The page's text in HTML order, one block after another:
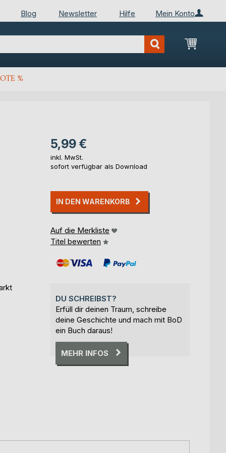
Mein Konto
Blog Newsletter Hilfe
Mein
%
5,99 €
inkl. MwSt.
sofort verfügbar als Download
IN DEN WARENKORB
Auf die Merkliste
Titel bewerten
DU SCHREIBST?
Erfüll dir deinen Traum, schreibe
deine Geschichte und mach mit BoD
ein Buch daraus!
MEHR INFOS